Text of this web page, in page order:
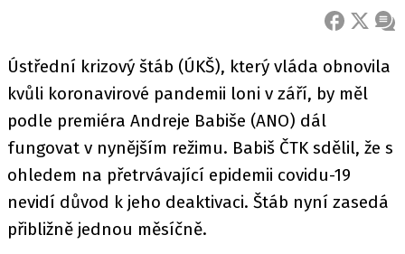
FACEBOOK
X
Ústřední krizový štáb (ÚKŠ), který vláda obnovila
kvůli koronavirové pandemii loni v září, by měl
podle premiéra Andreje Babiše (ANO) dál
fungovat v nynějším režimu. Babiš ČTK sdělil, že s
ohledem na přetrvávající epidemii covidu-19
nevidí důvod k jeho deaktivaci. Štáb nyní zasedá
přibližně jednou měsíčně.